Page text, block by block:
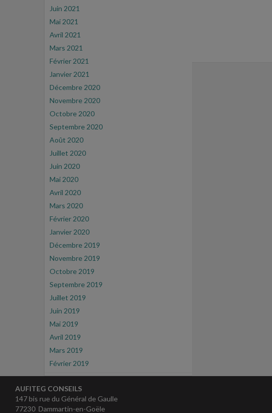
Juin 2021
Mai 2021
Avril 2021
Mars 2021
Février 2021
Janvier 2021
Décembre 2020
Novembre 2020
Octobre 2020
Septembre 2020
Août 2020
Juillet 2020
Juin 2020
Mai 2020
Avril 2020
Mars 2020
Février 2020
Janvier 2020
Décembre 2019
Novembre 2019
Octobre 2019
Septembre 2019
Juillet 2019
Juin 2019
Mai 2019
Avril 2019
Mars 2019
Février 2019
AUFITEG CONSEILS
147 bis rue du Général de Gaulle
77230 Dammartin-en-Goële